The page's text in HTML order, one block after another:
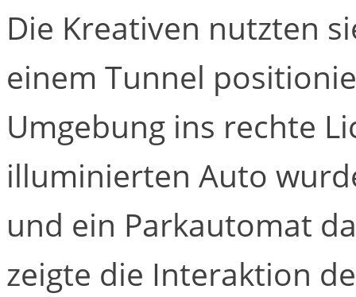
Die Kreativen nutzten
einem Tunnel
Umgebung ins rechte
illuminierten Auto
und ein Parkautomat
zeigte die Interaktion